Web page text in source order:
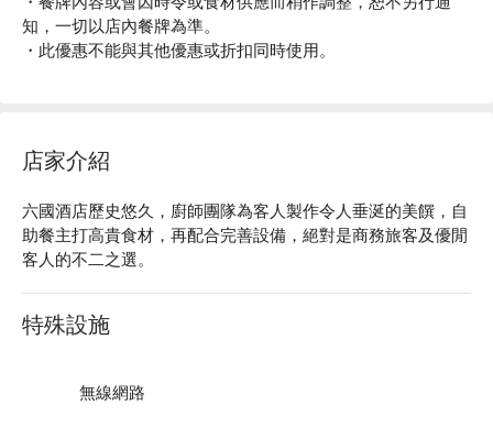
知，一切以店內餐牌為準。
・此優惠不能與其他優惠或折扣同時使用。
店家介紹
六國酒店歷史悠久，廚師團隊為客人製作令人垂涎的美饌，自
助餐主打高貴食材，再配合完善設備，絕對是商務旅客及優閒
客人的不二之選。
特殊設施
無線網路